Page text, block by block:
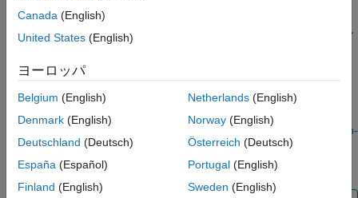
クライアント プログラムを作成する方法の概要については、
を参照し
てください。
クライアント実装の詳細な例については、Python クライアント
の作成を参照してください。
MATLAB Production Server クライアント ライブラリは、
matlab-
prodserver-client · PyPI
で PyPI パッケージとして入手できま
す。
Canada (English)
United States (English)
ヨーロッパ
Belgium (English)
Denmark (English)
Deutschland (Deutsch)
España (Español)
Finland (English)
Netherlands(English)
Norway(English)
Österreich (Deutsch)
Portugal(English)
Sweden (English)